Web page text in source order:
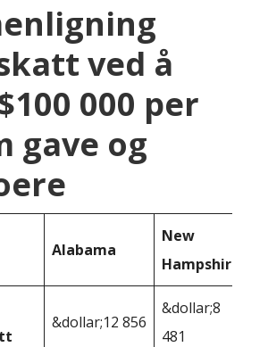
ved å
000 per
gave og
Alabama
New
Hampshire
&dollar;12 856
&dollar;8
481